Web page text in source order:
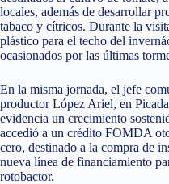
locales, además de desarrollar
tabaco y cítricos. Durante la
plástico para el techo del
ocasionados por las últimas
En la misma jornada, el jefe
productor López Ariel, en
evidencia un crecimiento
accedió a un crédito FOMDA
cero, destinado a la compra de
nueva línea de financiamiento
rotobactor.